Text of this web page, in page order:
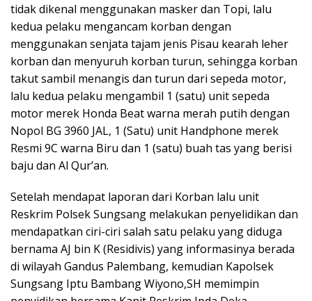
tidak dikenal menggunakan masker dan Topi, lalu
kedua pelaku mengancam korban dengan
menggunakan senjata tajam jenis Pisau kearah leher
korban dan menyuruh korban turun, sehingga korban
takut sambil menangis dan turun dari sepeda motor,
lalu kedua pelaku mengambil 1 (satu) unit sepeda
motor merek Honda Beat warna merah putih dengan
Nopol BG 3960 JAL, 1 (Satu) unit Handphone merek
Resmi 9C warna Biru dan 1 (satu) buah tas yang berisi
baju dan Al Qur’an.
Setelah mendapat laporan dari Korban lalu unit
Reskrim Polsek Sungsang melakukan penyelidikan dan
mendapatkan ciri-ciri salah satu pelaku yang diduga
bernama AJ bin K (Residivis) yang informasinya berada
di wilayah Gandus Palembang, kemudian Kapolsek
Sungsang Iptu Bambang Wiyono,SH memimpin